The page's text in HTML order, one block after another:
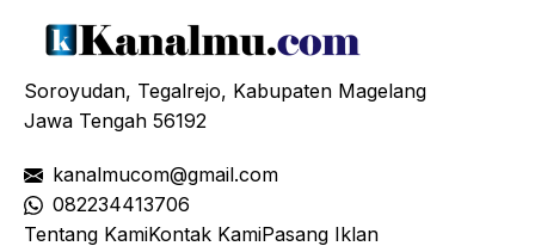
Soroyudan, Tegalrejo, Kabupaten Magelang
Jawa Tengah 56192
kanalmucom@gmail.com
082234413706
Tentang KamiKontak KamiPasang Iklan